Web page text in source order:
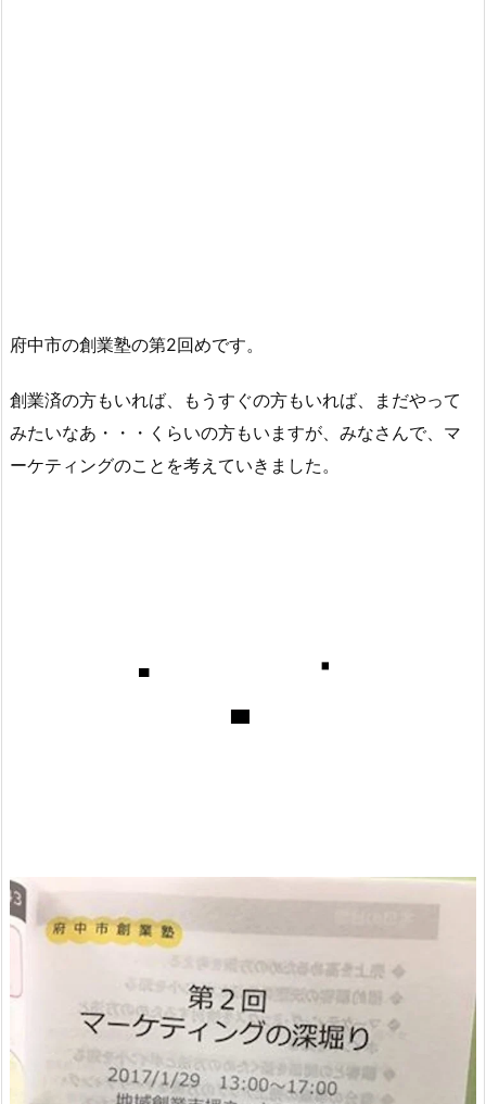
府中市の創業塾の第2回めです。
創業済の方もいれば、もうすぐの方もいれば、まだやって
みたいなあ・・・くらいの方もいますが、みなさんで、マ
ーケティングのことを考えていきました。